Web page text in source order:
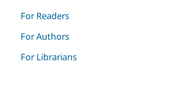
For Readers
For Authors
For Librarians